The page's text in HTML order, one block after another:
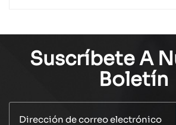
Suscríbete A
Boletín